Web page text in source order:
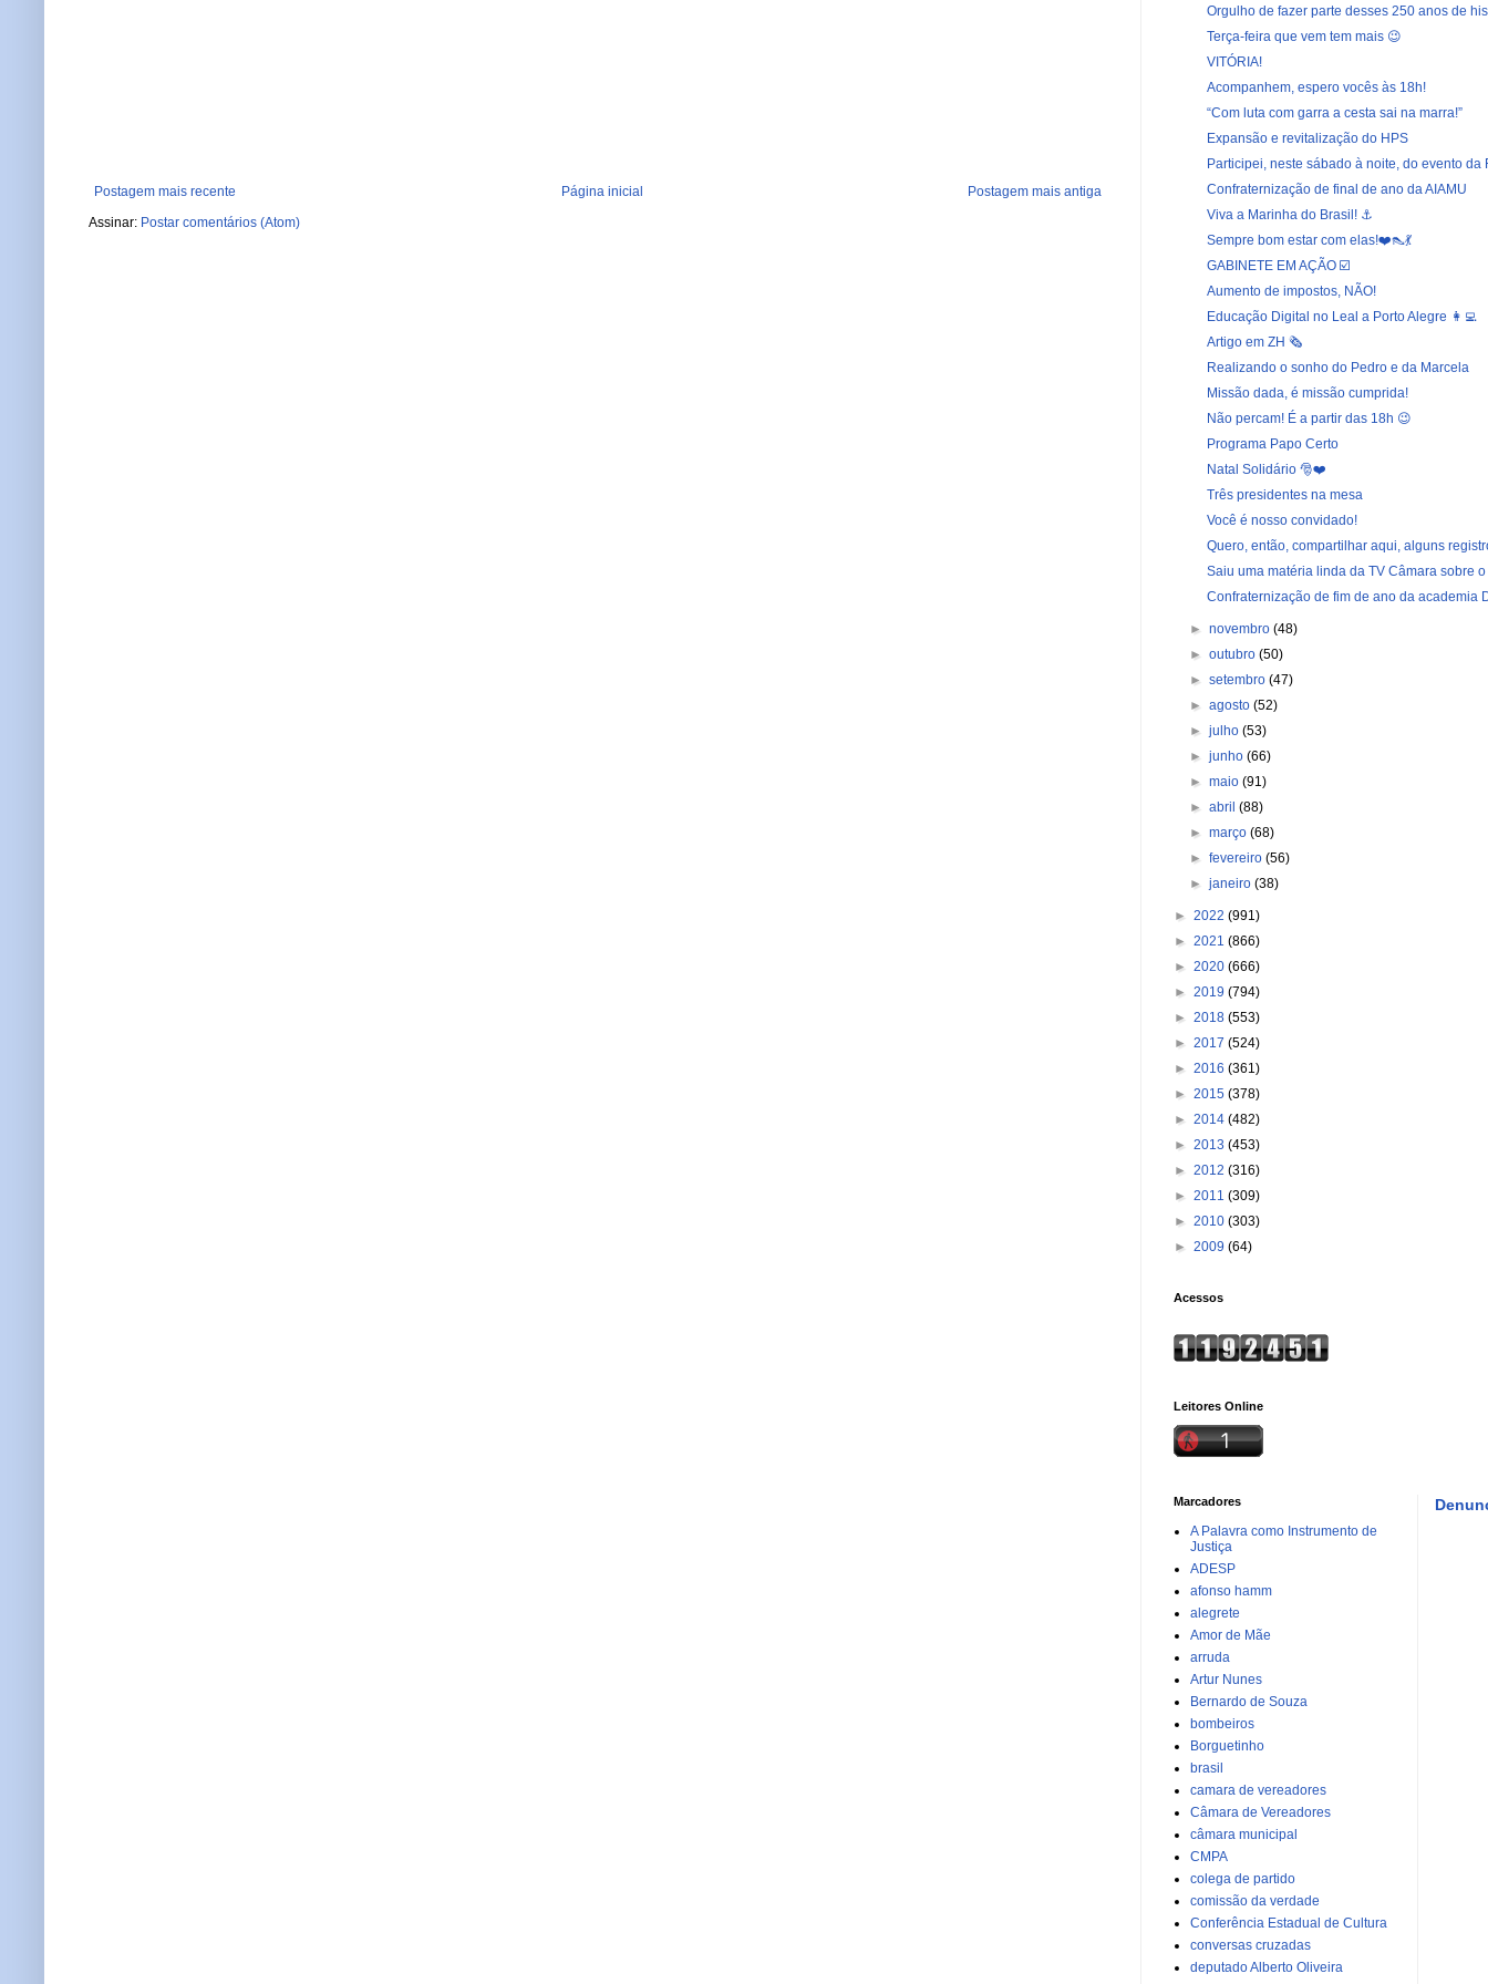
Postagem mais recente Postagem mais antiga
Página inicial
Assinar: Postar comentários (Atom)
Orgulho de fazer parte desses 250 anos de
Terça-feira que vem tem mais 😉
VITÓRIA!
Acompanhem, espero vocês às 18h!
“Com luta com garra a cesta sai na marra!”
Expansão e revitalização do HPS
Participei, neste sábado à noite, do evento da
Confraternização de final de ano da AIAMU
Viva a Marinha do Brasil! ⚓️
Sempre bom estar com elas!❤️👠💃
GABINETE EM AÇÃO ☑️
Aumento de impostos, NÃO!
Educação Digital no Leal a Porto Alegre 👩‍💻
Artigo em ZH 🗞️
Realizando o sonho do Pedro e da Marcela
Missão dada, é missão cumprida!
Não percam! É a partir das 18h 😉
Programa Papo Certo
Natal Solidário 🎅❤️
Três presidentes na mesa
Você é nosso convidado!
Quero, então, compartilhar aqui, alguns
Saiu uma matéria linda da TV Câmara sobre o
Confraternização de fim de ano da academia
►novembro(48)
►outubro(50)
►setembro(47)
►agosto(52)
►julho(53)
►junho(66)
►maio(91)
►abril(88)
►março(68)
►fevereiro(56)
►janeiro(38)
► 2022 (991)
► 2021 (866)
► 2020 (666)
► 2019 (794)
► 2018 (553)
► 2017 (524)
► 2016 (361)
► 2015 (378)
► 2014 (482)
► 2013 (453)
► 2012 (316)
► 2011 (309)
► 2010 (303)
► 2009 (64)
Acessos
Leitores Online
Marcadores
A Palavra como Instrumento de
Justiça
ADESP
afonso hamm
alegrete
Amor de Mãe
arruda
Artur Nunes
Bernardo de Souza
bombeiros
Borguetinho
brasil
camara de vereadores
Câmara de Vereadores
câmara municipal
CMPA
colega de partido
comissão da verdade
Conferência Estadual de Cultura
conversas cruzadas
deputado Alberto Oliveira